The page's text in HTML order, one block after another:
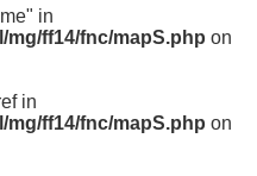
in
ff14/fnc/mapS.php on
in
ff14/fnc/mapS.php on